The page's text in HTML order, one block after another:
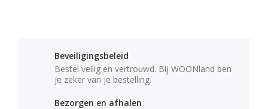
Beveiligingsbeleid
Bestel veilig en vertrouwd. Bij WOONland ben
je zeker van je bestelling.
Bezorgen en afhalen